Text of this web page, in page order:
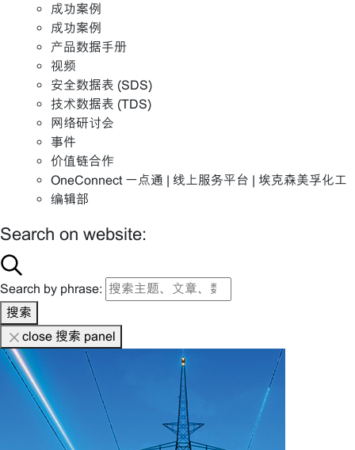
成功案例
成功案例
产品数据手册
视频
安全数据表 (SDS)
技术数据表 (TDS)
网络研讨会
事件
价值链合作
OneConnect 一点通 | 线上服务平台 | 埃克森美孚化工
编辑部
Search on website:
Search by phrase:
搜索
close 搜索 panel